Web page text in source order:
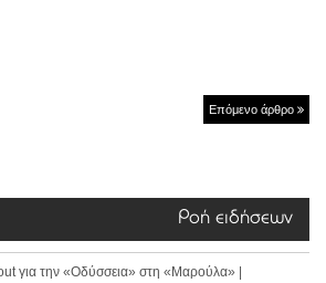
Επόμενο άρθρο
Ροή ειδήσεων
για την «Οδύσσεια» στη «Μαρούλα» |